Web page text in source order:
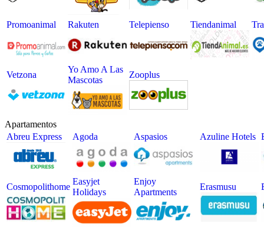
Promoanimal Rakuten Telepienso Tiendanimal
Vetzona
Yo Amo A Las
Mascotas
Zooplus
Apartamentos
Abreu Express
Agoda Aspasios Azuline Hotels
Cosmopolithome
Easyjet
Holidays
Enjoy
Apartments
Erasmusu